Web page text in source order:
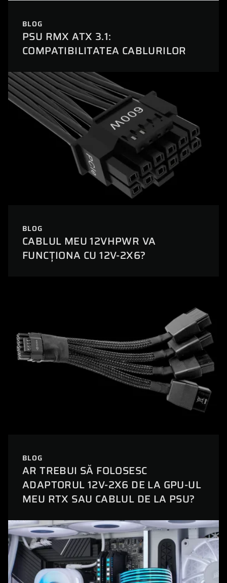
BLOG
PSU RMX ATX 3.1:
COMPATIBILITATEA CABLURILOR
BLOG
CABLUL MEU 12VHPWR VA
FUNCȚIONA CU 12V-2X6?
BLOG
AR TREBUI SĂ FOLOSESC
ADAPTORUL 12V-2X6 DE LA GPU-UL
MEU RTX SAU CABLUL DE LA PSU?